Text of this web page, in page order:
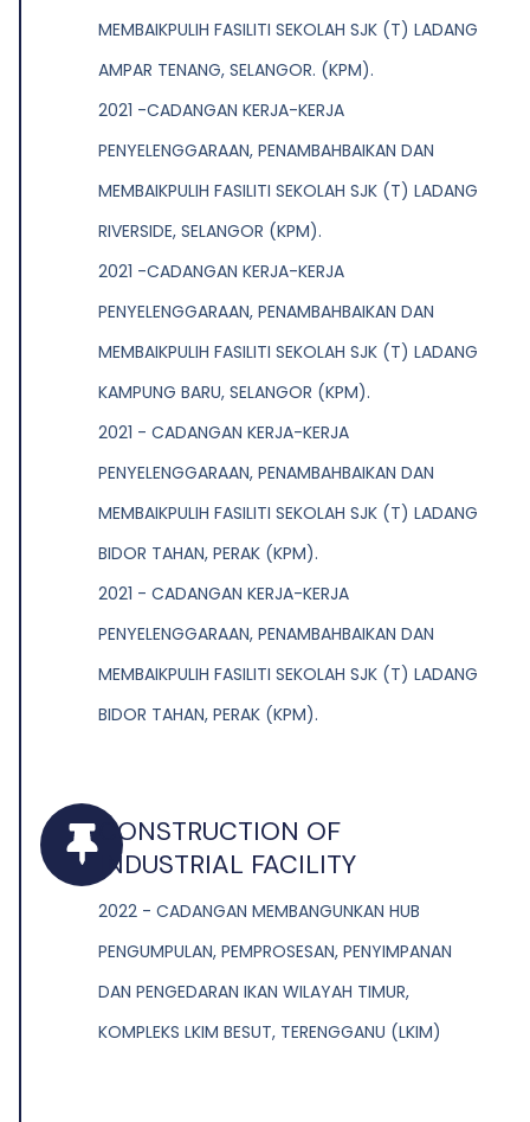
MEMBAIKPULIH FASILITI SEKOLAH SJK (T) LADANG
AMPAR TENANG, SELANGOR. (KPM).
2021 -CADANGAN KERJA-KERJA
PENYELENGGARAAN, PENAMBAHBAIKAN DAN
MEMBAIKPULIH FASILITI SEKOLAH SJK (T) LADANG
RIVERSIDE, SELANGOR (KPM).
2021 -CADANGAN KERJA-KERJA
PENYELENGGARAAN, PENAMBAHBAIKAN DAN
MEMBAIKPULIH FASILITI SEKOLAH SJK (T) LADANG
KAMPUNG BARU, SELANGOR (KPM).
2021 - CADANGAN KERJA-KERJA
PENYELENGGARAAN, PENAMBAHBAIKAN DAN
MEMBAIKPULIH FASILITI SEKOLAH SJK (T) LADANG
BIDOR TAHAN, PERAK (KPM).
2021 - CADANGAN KERJA-KERJA
PENYELENGGARAAN, PENAMBAHBAIKAN DAN
MEMBAIKPULIH FASILITI SEKOLAH SJK (T) LADANG
BIDOR TAHAN, PERAK (KPM).
CONSTRUCTION OF
INDUSTRIAL FACILITY
2022 - CADANGAN MEMBANGUNKAN HUB
PENGUMPULAN, PEMPROSESAN, PENYIMPANAN
DAN PENGEDARAN IKAN WILAYAH TIMUR,
KOMPLEKS LKIM BESUT, TERENGGANU (LKIM)